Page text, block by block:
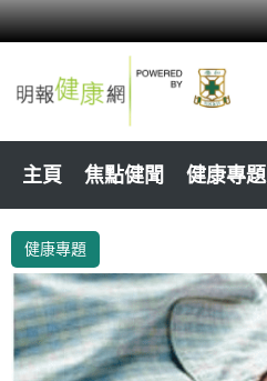
Skip
to
content
主頁 焦點健聞 健康專題
健康專題